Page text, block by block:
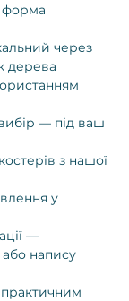
форма
через
дерева
— під ваш
з нашої
у
—
напису